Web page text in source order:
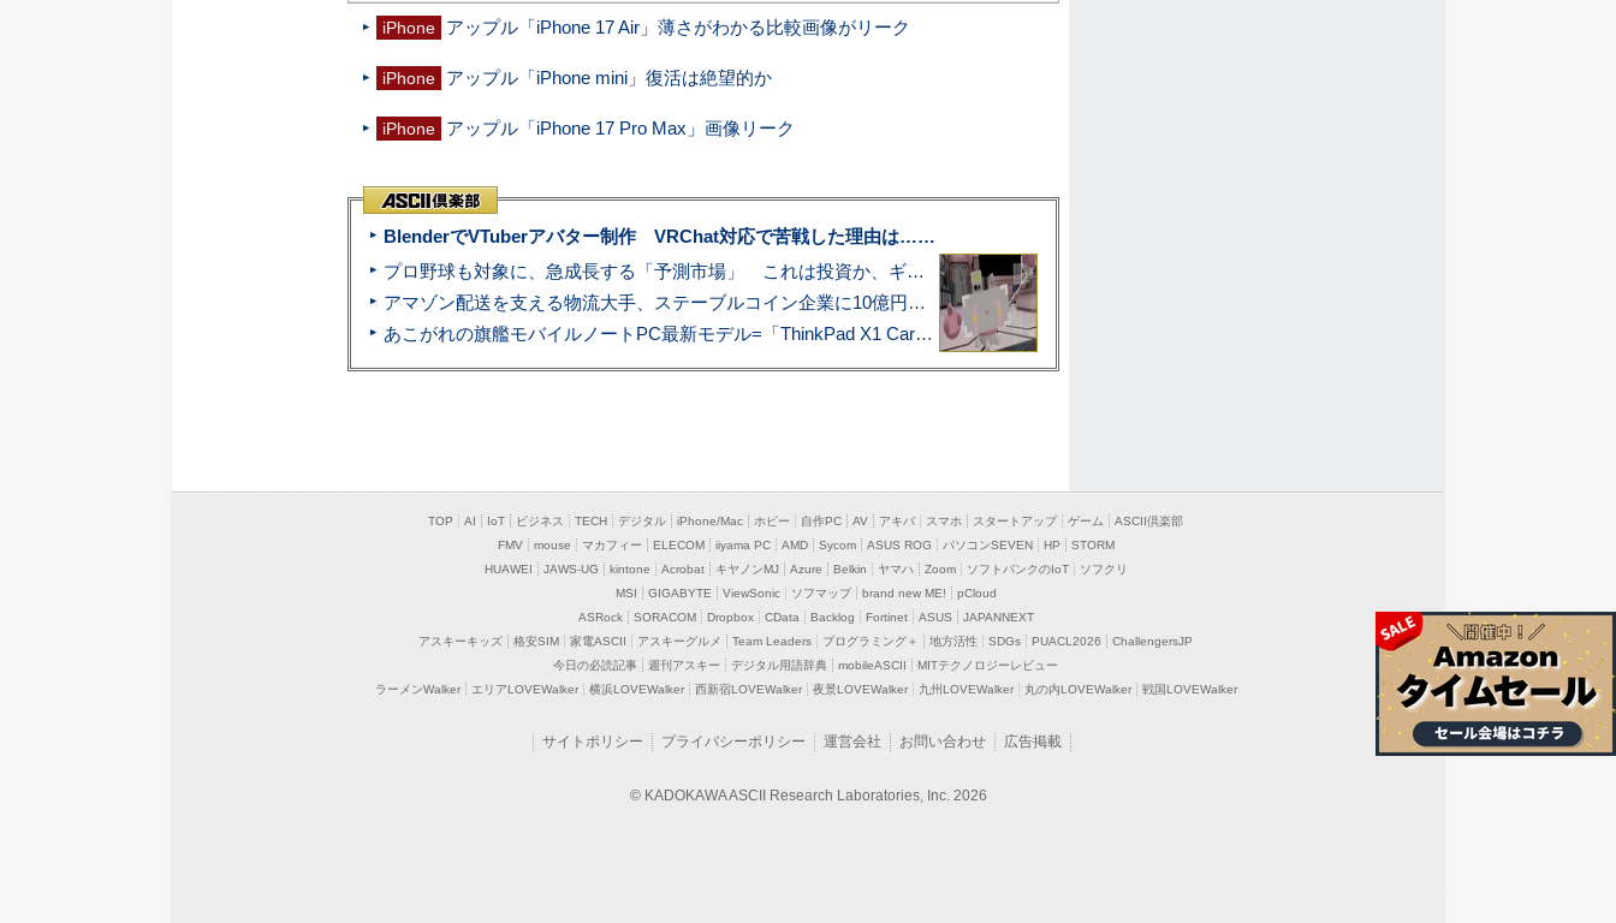
iPhone アップル「iPhone 17 Air」薄さがわかる比較画像がリーク
iPhone アップル「iPhone mini」復活は絶望的か
iPhone アップル「iPhone 17 Pro Max」画像リーク
BlenderでVTuberアバター制作 VRChat対応で苦戦した理由は……
プロ野球も対象に、急成長する「予測市場」 これは投資か、ギャンブルか
アマゾン配送を支える物流大手、ステーブルコイン企業に10億円投資のワケ
あこがれの旗艦モバイルノートPC最新モデル=「ThinkPad X1 Carbon Gen 14 Aura Edition」実機レビュー
TOP AI IoT ビジネス TECH デジタル iPhone/Mac ホビー 自作PC AV アキバ スマホ スタートアップ ゲーム
ASCII倶楽部
FMV
mouse マカフィー ELECOM iiyama PC AMD Sycom ASUS ROG パソコンSEVEN HP
STORM
HUAWEI
JAWS-UG kintone Acrobat キヤノンMJ Azure Belkin ヤマハ Zoom ソフトバンクのIoT
ソフクリ
MSI
GIGABYTE ViewSonic ソフマップ brand new ME!
pCloud
ASRock
SORACOM Dropbox CData Backlog Fortinet ASUS
JAPANNEXT
アスキーキッズ
格安SIM 家電ASCII アスキーグルメ Team Leaders プログラミング＋ 地方活性 SDGs PUACL2026
ChallengersJP
今日の必読記事
週刊アスキー デジタル用語辞典 mobileASCII
MITテクノロジーレビュー
ラーメンWalker
エリアLOVEWalker 横浜LOVEWalker 西新宿LOVEWalker 夜景LOVEWalker 九州LOVEWalker 丸の内LOVEWalker 戦国LOVEWalker
サイトポリシー プライバシーポリシー 運営会社 お問い合わせ 広告掲載
© KADOKAWA ASCII Research Laboratories, Inc. 2026